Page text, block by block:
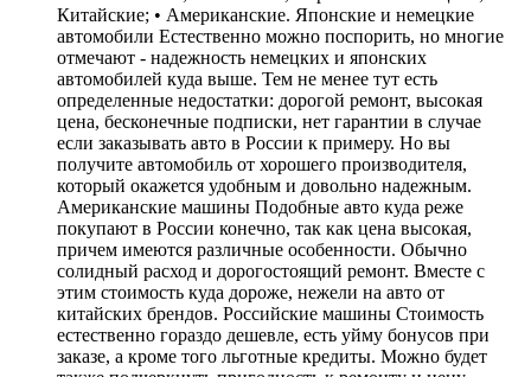
Китайские; • Американские. Японские и немецкие
автомобили Естественно можно поспорить, но многие
отмечают - надежность немецких и японских
автомобилей куда выше. Тем не менее тут есть
определенные недостатки: дорогой ремонт, высокая
цена, бесконечные подписки, нет гарантии в случае
если заказывать авто в России к примеру. Но вы
получите автомобиль от хорошего производителя,
который окажется удобным и довольно надежным.
Американские машины Подобные авто куда реже
покупают в России конечно, так как цена высокая,
причем имеются различные особенности. Обычно
солидный расход и дорогостоящий ремонт. Вместе с
этим стоимость куда дороже, нежели на авто от
китайских брендов. Российские машины Стоимость
естественно гораздо дешевле, есть уйму бонусов при
заказе, а кроме того льготные кредиты. Можно будет